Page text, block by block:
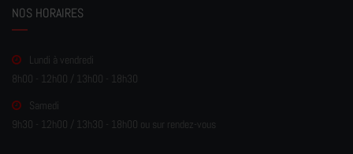
NOS HORAIRES
Lundi à vendredi
8h00 - 12h00 / 13h00 - 18h30
Samedi
9h30 - 12h00 / 13h30 - 18h00 ou sur rendez-vous